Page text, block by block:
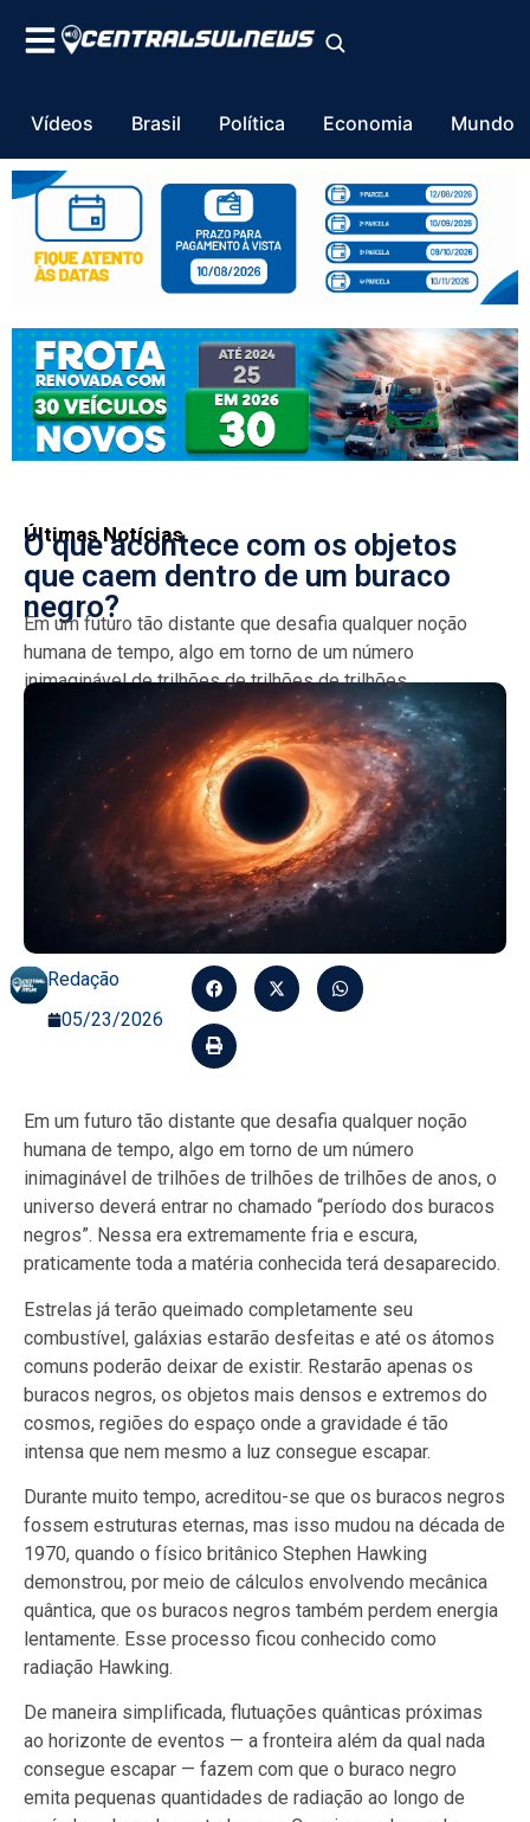
Vídeos Brasil Política Economia Mundo
Últimas Notícias
O que acontece com os objetos
que caem dentro de um buraco
negro?
Em um futuro tão distante que desafia qualquer noção
humana de tempo, algo em torno de um número
inimaginável de trilhões de trilhões de trilhões...
Redação
05/23/2026
Em um futuro tão distante que desafia qualquer noção
humana de tempo, algo em torno de um número
inimaginável de trilhões de trilhões de trilhões de anos, o
universo deverá entrar no chamado “período dos buracos
negros”. Nessa era extremamente fria e escura,
praticamente toda a matéria conhecida terá desaparecido.
Estrelas já terão queimado completamente seu
combustível, galáxias estarão desfeitas e até os átomos
comuns poderão deixar de existir. Restarão apenas os
buracos negros, os objetos mais densos e extremos do
cosmos, regiões do espaço onde a gravidade é tão
intensa que nem mesmo a luz consegue escapar.
Durante muito tempo, acreditou-se que os buracos negros
fossem estruturas eternas, mas isso mudou na década de
1970, quando o físico britânico Stephen Hawking
demonstrou, por meio de cálculos envolvendo mecânica
quântica, que os buracos negros também perdem energia
lentamente. Esse processo ficou conhecido como
radiação Hawking.
De maneira simplificada, flutuações quânticas próximas
ao horizonte de eventos — a fronteira além da qual nada
consegue escapar — fazem com que o buraco negro
emita pequenas quantidades de radiação ao longo de